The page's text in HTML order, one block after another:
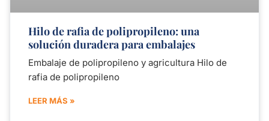
Hilo de rafia de polipropileno: una
solución duradera para embalajes
Embalaje de polipropileno y agricultura Hilo de
rafia de polipropileno
LEER MÁS »